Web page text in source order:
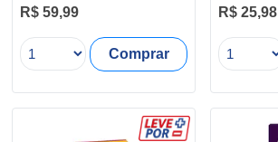
R$ 59,99
Comprar
R$ 25,98